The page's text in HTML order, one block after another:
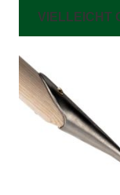
VIELLEICHT